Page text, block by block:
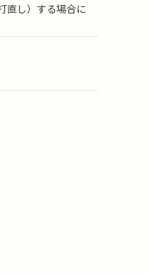
直し）する場合に